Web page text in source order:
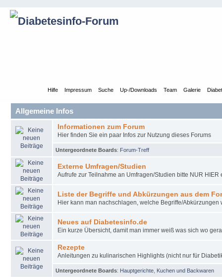
Hilfe Impressum Suche Up-/Downloads Team Galerie
Allgemeine Infos
Informationen zum Forum
Hier finden Sie ein paar Infos zur Nutzung dieses Forums
Untergeordnete Boards: Forum-Treff
Externe Umfragen/Studien
Aufrufe zur Teilnahme an Umfragen/Studien bitte NUR
Liste der Begriffe und Abkürzungen aus dem
Hier kann man nachschlagen, welche Begriffe/
Neues auf Diabetesinfo.de
Ein kurze Übersicht, damit man immer weiß was sich wo
Rezepte
Anleitungen zu kulinarischen Highlights (nicht nur für
Untergeordnete Boards: Hauptgerichte Kuchen und Backwaren